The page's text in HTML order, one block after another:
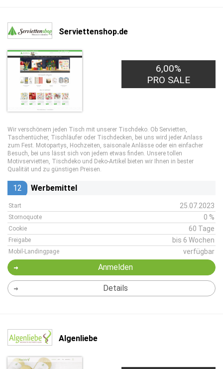
Serviettenshop.de
6,00%
PRO SALE
Wir verschönern jeden Tisch mit unserer Tischdeko. Ob Servietten,
Taschentücher, Tischläufer oder Tischdecken, bei uns wird jeder Anlass
zum Fest. Motopartys, Hochzeiten, saisonale Anlässe oder ein einfacher
Besuch, bei uns lässt sich von jedem etwas finden. Unsere tollen
Motivservietten, Tischdeko und Deko-Artikel bieten wir Ihnen in bester
Qualität und zu günstigen Preisen.
12 Werbemittel
Start 25.07.2023
Stornoquote 0 %
Cookie 60 Tage
Freigabe bis 6 Wochen
Mobil-Landingpage verfügbar
Anmelden
Details
Algenliebe